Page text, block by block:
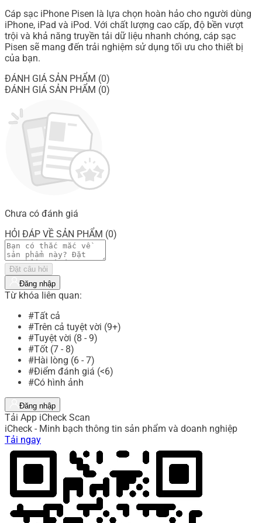
Cáp sạc iPhone Pisen là lựa chọn hoàn hảo cho người dùng
iPhone, iPad và iPod. Với chất lượng cao cấp, độ bền vượt
trội và khả năng truyền tải dữ liệu nhanh chóng, cáp sạc
Pisen sẽ mang đến trải nghiệm sử dụng tối ưu cho thiết bị
của bạn.
ĐÁNH GIÁ SẢN PHẨM (0)
ĐÁNH GIÁ SẢN PHẨM (0)
Chưa có đánh giá
HỎI ĐÁP VỀ SẢN PHẨM (0)
Đặt câu hỏi
Đăng nhập
Từ khóa liên quan:
#Tất cả
#Trên cả tuyệt vời (9+)
#Tuyệt vời (8 - 9)
#Tốt (7 - 8)
#Hài lòng (6 - 7)
#Điểm đánh giá (<6)
#Có hình ảnh
Đăng nhập
Tải App iCheck Scan
iCheck - Minh bạch thông tin sản phẩm và doanh nghiệp
Tải ngay